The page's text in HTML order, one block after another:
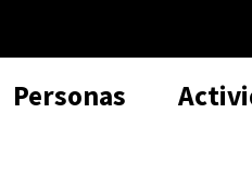
Personas